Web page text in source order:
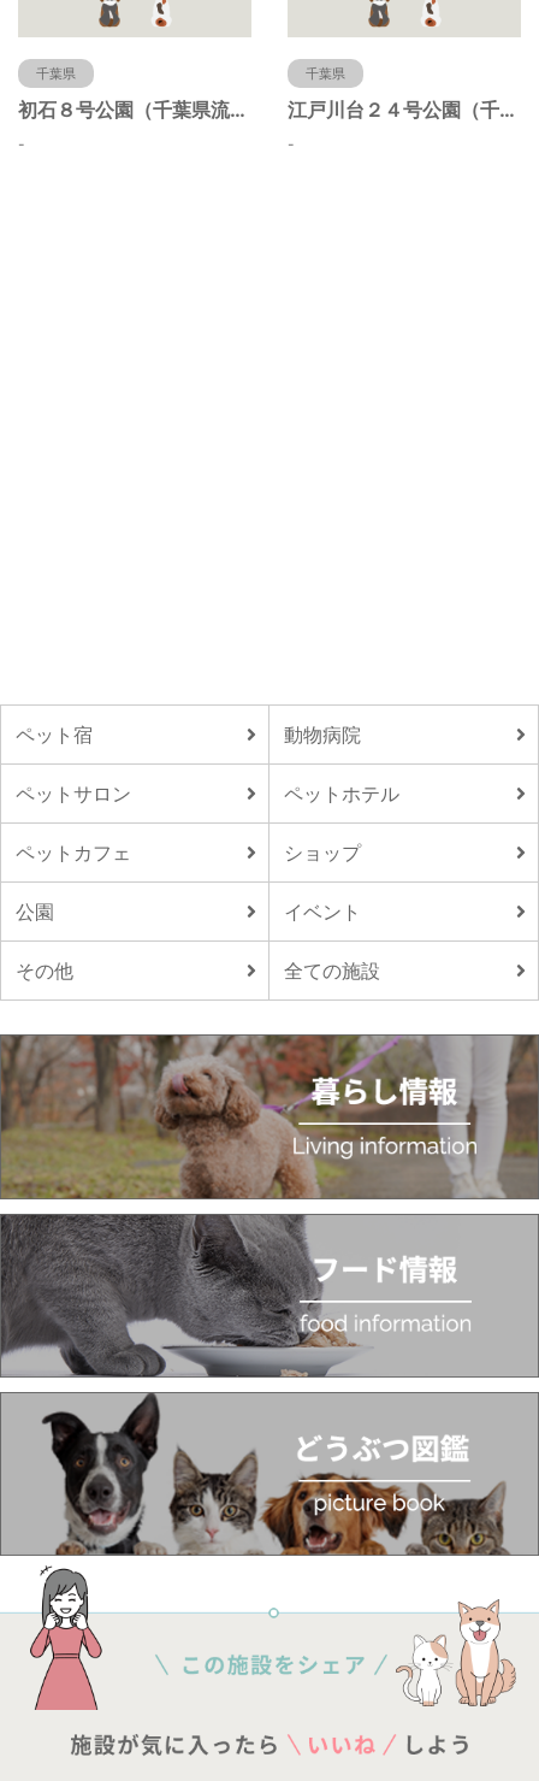
千葉県
初石８号公園（千葉県流山市）
-
千葉県
江戸川台２４号公園（千葉県流山市）
-
ペット宿 動物病院
ペットサロン ペットホテル
ペットカフェ ショップ
公園 イベント
その他 全ての施設